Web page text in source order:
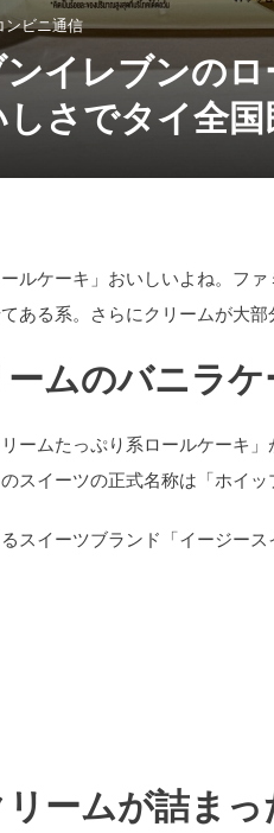
ンビニ通信
イレブンの
さでタイ全国
ルケーキ」おいしいよね。フ
ある系。さらにクリームが大部
ムのバニラケ
ームたっぷり系ロールケーキ
スイーツの正式名称は「ホイッ
スイーツブランド「イージー
ームが詰まっ